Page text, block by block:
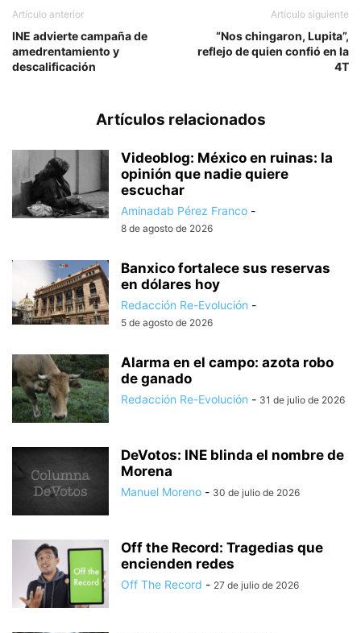
Artículo anterior
INE advierte campaña de
amedrentamiento y
descalificación
Artículo siguiente
“Nos chingaron, Lupita”,
reflejo de quien confió en la
4T
Artículos relacionados
Videoblog: México en ruinas: la
opinión que nadie quiere
escuchar
Aminadab Pérez Franco -
8 de agosto de 2026
Banxico fortalece sus reservas
en dólares hoy
Redacción Re-Evolución -
5 de agosto de 2026
Alarma en el campo: azota robo
de ganado
Redacción Re-Evolución - 31 de julio de 2026
DeVotos: INE blinda el nombre de
Morena
Manuel Moreno - 30 de julio de 2026
Off the Record: Tragedias que
encienden redes
Off The Record - 27 de julio de 2026